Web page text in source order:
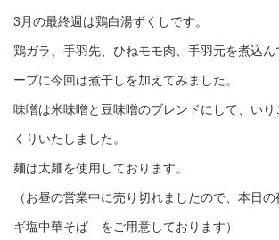
3月の最終週は鶏白湯ずくしです。
鶏ガラ、手羽先、ひねモモ肉、手羽元を煮込ん
ープに今回は煮干しを加えてみました。
味噌は米味噌と豆味噌のブレンドにして、い
くりいたしました。
麺は太麺を使用しております。
（お昼の営業中に売り切れましたので、本日
ギ塩中華そば をご用意しております）